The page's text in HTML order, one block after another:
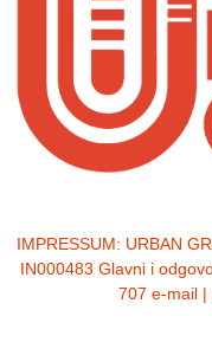
IMPRESSUM: URBAN
IN000483 Glavni i
707 e-mail |